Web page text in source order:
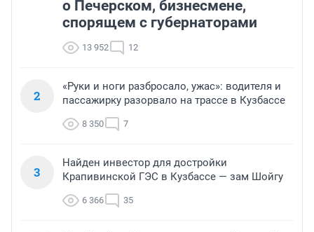
о Печерском, бизнесмене,
спорящем с губернаторами
13 952 12
2
«Руки и ноги разбросало, ужас»: водителя и
пассажирку разорвало на трассе в Кузбассе
8 350 7
3
Найден инвестор для достройки
Крапивинской ГЭС в Кузбассе — зам Шойгу
6 366 35